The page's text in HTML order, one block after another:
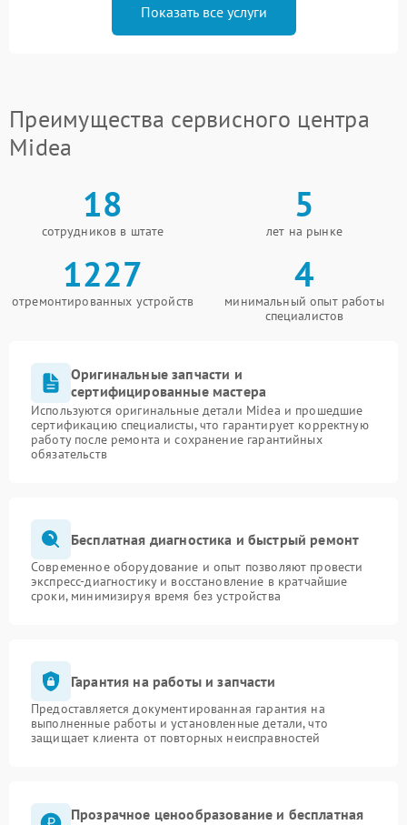
Показать все услуги
Преимущества сервисного центра
Midea
18
сотрудников в штате
5
лет на рынке
1227
отремонтированных устройств
4
минимальный опыт работы
специалистов
Оригинальные запчасти и
сертифицированные мастера
Используются оригинальные детали Midea и прошедшие
сертификацию специалисты, что гарантирует корректную
работу после ремонта и сохранение гарантийных
обязательств
Бесплатная диагностика и быстрый ремонт
Современное оборудование и опыт позволяют провести
экспресс-диагностику и восстановление в кратчайшие
сроки, минимизируя время без устройства
Гарантия на работы и запчасти
Предоставляется документированная гарантия на
выполненные работы и установленные детали, что
защищает клиента от повторных неисправностей
Прозрачное ценообразование и бесплатная